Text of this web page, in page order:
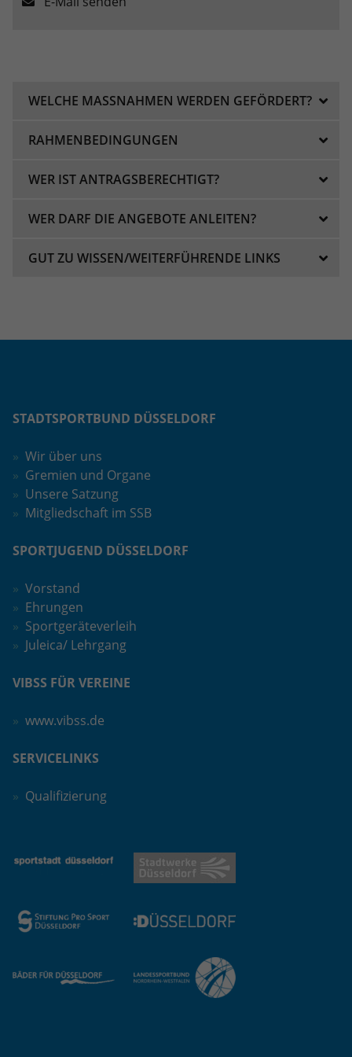
WELCHE MASSNAHMEN WERDEN GEFÖRDERT?
RAHMENBEDINGUNGEN
WER IST ANTRAGSBERECHTIGT?
WER DARF DIE ANGEBOTE ANLEITEN?
GUT ZU WISSEN/WEITERFÜHRENDE LINKS
STADTSPORTBUND DÜSSELDORF
Wir über uns
Gremien und Organe
Unsere Satzung
Mitgliedschaft im SSB
SPORTJUGEND DÜSSELDORF
Vorstand
Ehrungen
Sportgeräteverleih
Juleica/ Lehrgang
VIBSS FÜR VEREINE
www.vibss.de
SERVICELINKS
Qualifizierung
eines Analyseberichts darüber, wie es
Wird verwendet, um den Sitzungsstatus